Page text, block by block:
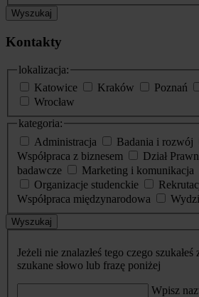
Wyszukaj
Kontakty
lokalizacja:
Katowice
Kraków Poznań
Wrocław
kategoria:
Administracja
Badania i rozwój
Współpraca z biznesem
Dział
badawcze
Marketing i komunikacja
Organizacje studenckie
Współpraca międzynarodowa
Wyszukaj
Jeżeli nie znalazłeś tego czego
szukane słowo lub frazę poniżej
Wpisz